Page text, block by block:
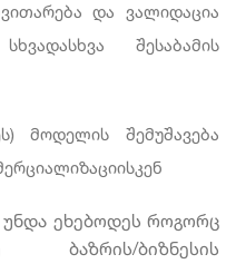
და ვალიდაცია
შესაბამის
მოდელის შემუშავება
უნდა ეხებოდეს როგორც
ბიზნესის